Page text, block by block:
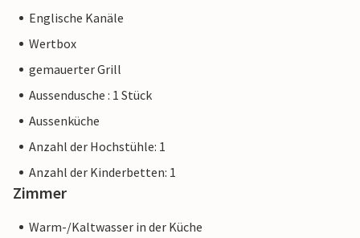
Englische Kanäle
Wertbox
gemauerter Grill
Aussendusche : 1 Stück
Aussenküche
Anzahl der Hochstühle: 1
Anzahl der Kinderbetten: 1
Zimmer
Warm-/Kaltwasser in der Küche